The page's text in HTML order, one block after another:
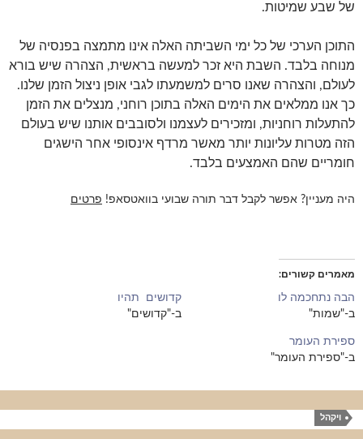
של שבע שמיטות.
התוכן הערכי של כל ימי השביתה האלה אינו מתמצה בפנסיה של
מנוחה בלבד. השבת היא זכר למעשה בראשית, הצהרה שיש בורא
לעולם, והצהרה שאנו סרים למשמעתו לגבי אופן ניצול הזמן שלנו.
כך אנו ממלאים את הימים האלה בתוכן רוחני, מנצלים את הזמן
להתעלות רוחניות, ומזכירים לעצמנו ולסובבים אותנו שיש בעולם
הזה מטרות עליונות יותר מאשר מרדף אינסופי אחר הישגים
חומריים שהם האמצעים בלבד.
היה מעניין? אפשר לקבל דבר תורה שבועי בוואטסאפ! פרטים
מאמרים קשורים
הבה נתחכמה לו
ב-"שמות"
קדושים תהיו
ב-"קדושים"
ספירת העומר
ב-"ספירת העומר"
ויקהל